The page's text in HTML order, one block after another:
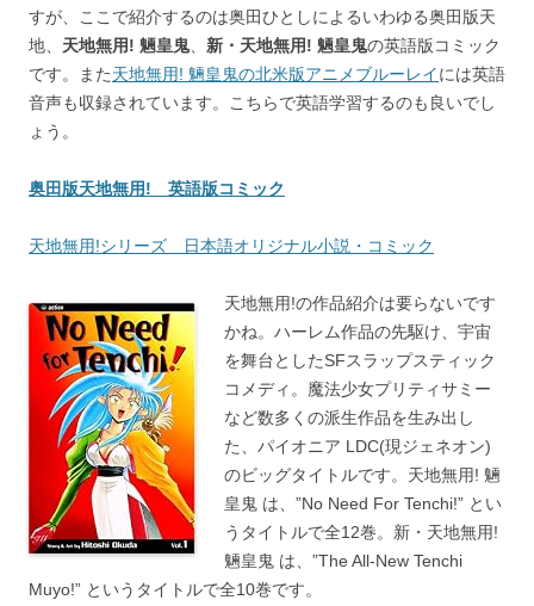
すが、ここで紹介するのは奥田ひとしによるいわゆる奥田版天
地、 天地無用! 魎皇鬼、 新・天地無用! 魎皇鬼の英語版コミック
です。また天地無用! 魎皇鬼の北米版アニメブルーレイには英語
音声も収録されています。こちらで英語学習するのも良いでし
ょう。
奥田版天地無用! 英語版コミック
天地無用!シリーズ 日本語オリジナル小説・コミック
天地無用!の作品紹介は要らないです
かね。ハーレム作品の先駆け、宇宙
を舞台としたSFスラップスティック
コメディ。魔法少女プリティサミー
など数多くの派生作品を生み出し
た、パイオニア LDC(現ジェネオン)
のビッグタイトルです。天地無用! 魎
皇鬼 は、”No Need For Tenchi!” とい
うタイトルで全12巻。新・天地無用!
魎皇鬼 は、”The All-New Tenchi
Muyo!” というタイトルで全10巻です。